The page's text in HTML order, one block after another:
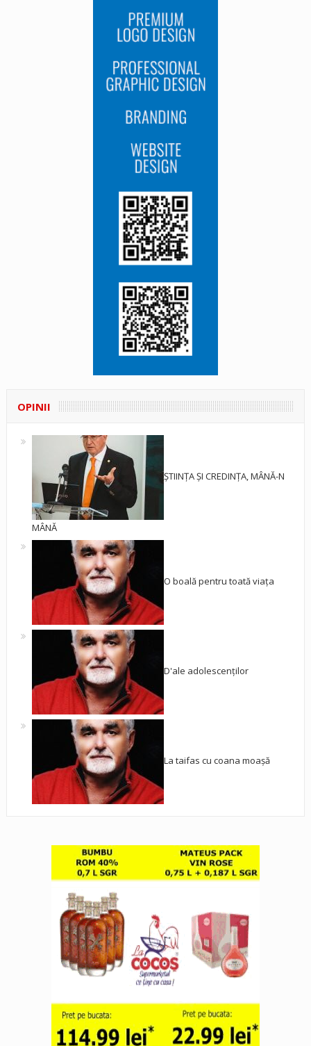
OPINII
ȘTIINȚA ȘI CREDINȚA, MÂNĂ-N
MÂNĂ
O boală pentru toată viața
D'ale adolescenților
La taifas cu coana moașă